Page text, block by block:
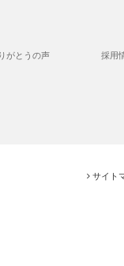
がとうの声 採用
サイト